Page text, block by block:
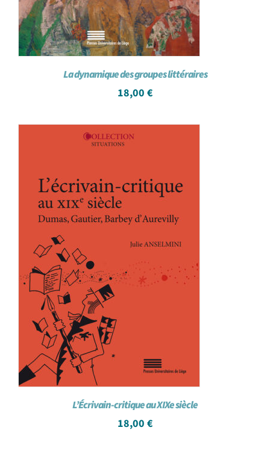
La dynamique des groupes littéraires
18,00 €
L’Écrivain-critique au XIXe siècle
18,00 €